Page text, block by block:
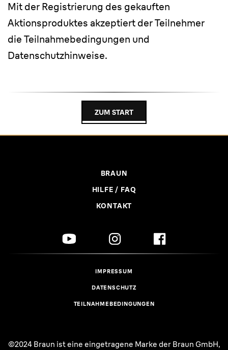
Mit der Registrierung des gekauften
Aktionsproduktes akzeptiert der Teilnehmer
die Teilnahmebedingungen und
Datenschutzhinweise.
ZUM START
BRAUN
HILFE / FAQ
KONTAKT
IMPRESSUM
DATENSCHUTZ
TEILNAHMEBEDINGUNGEN
©2024 Braun ist eine eingetragene Marke der Braun GmbH,